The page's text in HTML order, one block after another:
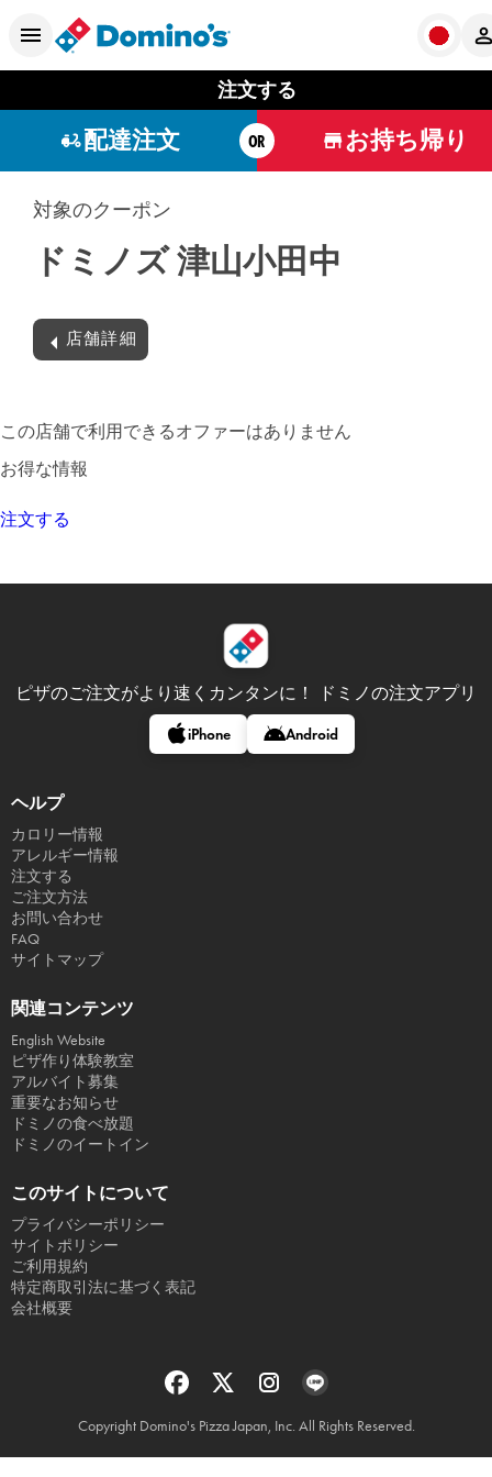
注文する
配達注文 OR お持ち帰り
対象のクーポン
ドミノズ 津山小田中
店舗詳細
この店舗で利用できるオファーはありません
お得な情報
注文する
ピザのご注文がより速くカンタンに！ ドミノの注文アプリ
iPhone Android
ヘルプ
カロリー情報
アレルギー情報
注文する
ご注文方法
お問い合わせ
FAQ
サイトマップ
関連コンテンツ
English Website
ピザ作り体験教室
アルバイト募集
重要なお知らせ
ドミノの食べ放題
ドミノのイートイン
このサイトについて
プライバシーポリシー
サイトポリシー
ご利用規約
特定商取引法に基づく表記
会社概要
Copyright Domino's Pizza Japan, Inc. All Rights Reserved.